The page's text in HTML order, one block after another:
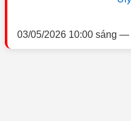
03/05/2026 10:00 sáng —